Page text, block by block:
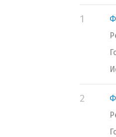
1
2